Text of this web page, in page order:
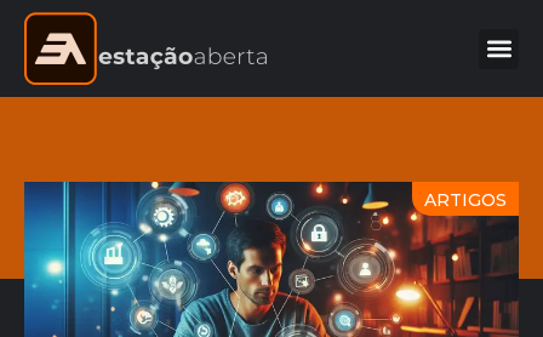
ARTIGOS